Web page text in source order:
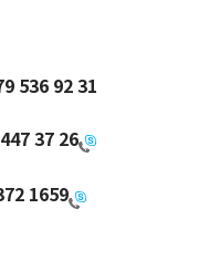
536 92 31
37 26
1659